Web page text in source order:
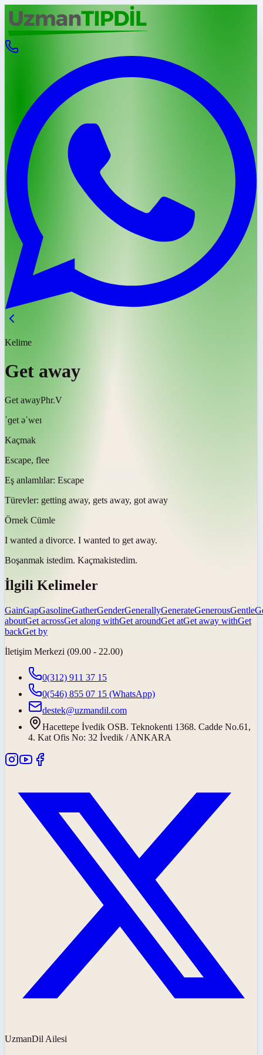
Kelime
Get away
Get awayPhr.V
ˈɡet əˈweɪ
Kaçmak
Escape, flee
Eş anlamlılar: Escape
Türevler: getting away, gets away, got away
Örnek Cümle
I wanted a divorce. I wanted to get away.
Boşanmak istedim. Kaçmakistedim.
İlgili Kelimeler
GainGapGasolineGatherGenderGenerallyGenerateGenerousGentle
aboutGet acrossGet along withGet aroundGet atGet away withGet
backGet by
İletişim Merkezi (09.00 - 22.00)
0(312) 911 37 15
0(546) 855 07 15 (WhatsApp)
destek@uzmandil.com
Hacettepe İvedik OSB. Teknokenti 1368. Cadde No.61,
4. Kat Ofis No: 32 İvedik / ANKARA
UzmanDil Ailesi